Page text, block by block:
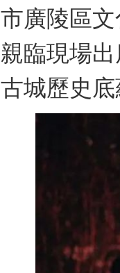
市廣陵區
親臨現場
古城歷史